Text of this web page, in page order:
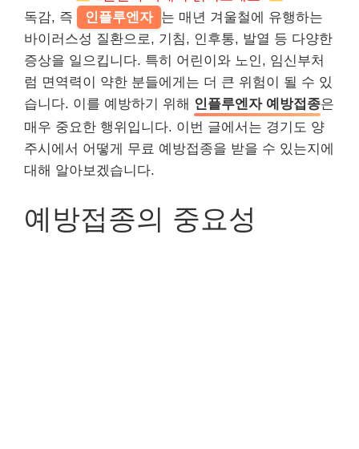
독감, 즉
인플루엔자 는 매년 겨울철에 유행하는
바이러스성 질환으로, 기침, 인후통, 발열 등 다양한
증상을 일으킵니다. 특히 어린이와 노인, 임신부처
럼 면역력이 약한 분들에게는 더 큰 위험이 될 수 있
습니다. 이를 예방하기 위해 인플루엔자 예방접종은
매우 중요한 행위입니다. 이번 글에서는 경기도 양
주시에서 어떻게 무료 예방접종을 받을 수 있는지에
대해 알아보겠습니다.
예방접종의 중요성